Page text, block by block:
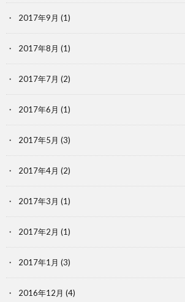
2017年9月 (1)
2017年8月 (1)
2017年7月 (2)
2017年6月 (1)
2017年5月 (3)
2017年4月 (2)
2017年3月 (1)
2017年2月 (1)
2017年1月 (3)
2016年12月 (4)